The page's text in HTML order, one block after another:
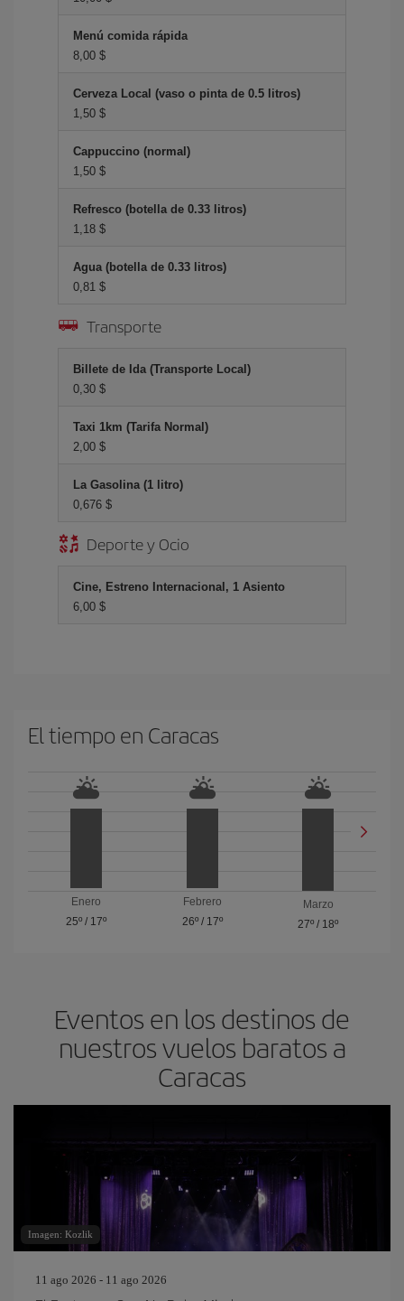
Menú comida rápida
8,00 $
Cerveza Local (vaso o pinta de 0.5 litros)
1,50 $
Cappuccino (normal)
1,50 $
Refresco (botella de 0.33 litros)
1,18 $
Agua (botella de 0.33 litros)
0,81 $
Transporte
Billete de Ida (Transporte Local)
0,30 $
Taxi 1km (Tarifa Normal)
2,00 $
La Gasolina (1 litro)
0,676 $
Deporte y Ocio
Cine, Estreno Internacional, 1 Asiento
6,00 $
El tiempo en Caracas
Enero
25º/ 17º
Febrero
26º/ 17º
Marzo
27º / 18º
Eventos en los destinos de
nuestros vuelos baratos a
Caracas
Imagen: Kozlik
11 ago 2026 - 11 ago 2026